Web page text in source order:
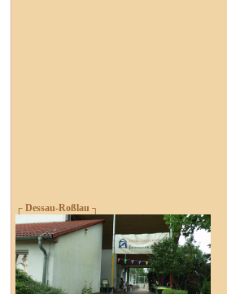
┌ Dessau-Roßlau ┐